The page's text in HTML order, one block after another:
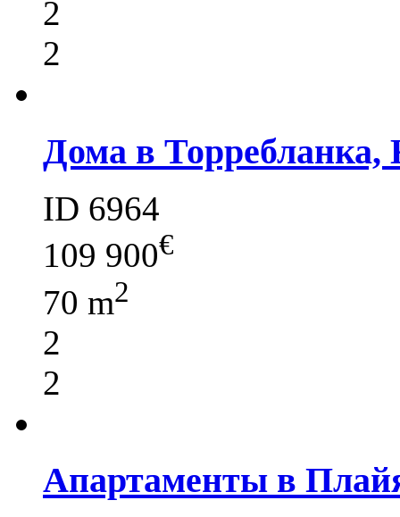
2
2
Дома в Торребланка,
ID 6964
109 900€
70 m2
2
2
Апартаменты в